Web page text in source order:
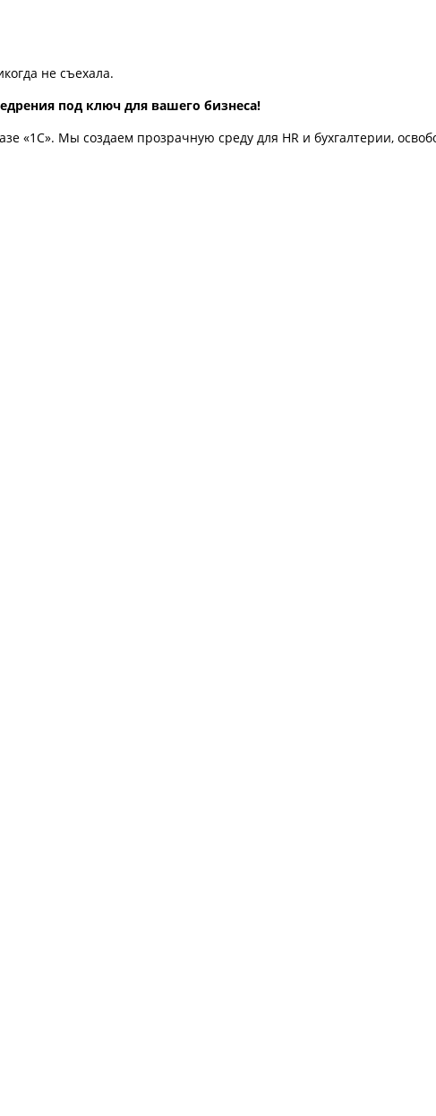
не съехала.
под ключ для вашего бизнеса!
«1С». Мы создаем прозрачную среду для HR и бухгалтерии,